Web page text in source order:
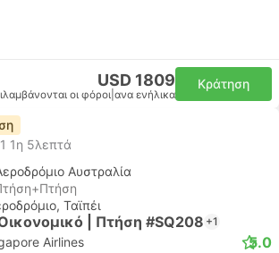
USD 1809
οι φόροι ανα ενήλικα
Κράτηση
1η 5λεπτά
Αυστραλία
Ταϊπέι
| Πτήση #SQ208 +1
Airlines 5.0